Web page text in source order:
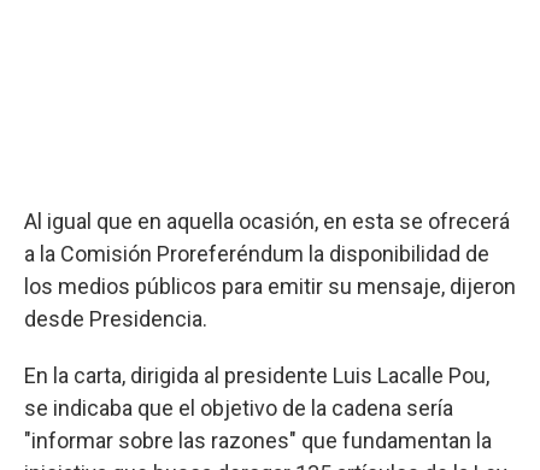
Al igual que en aquella ocasión, en esta se ofrecerá
a la Comisión Proreferéndum la disponibilidad de
los medios públicos para emitir su mensaje, dijeron
desde Presidencia.
En la carta, dirigida al presidente Luis Lacalle Pou,
se indicaba que el objetivo de la cadena sería
"informar sobre las razones" que fundamentan la